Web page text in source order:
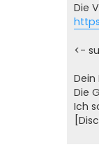
Die
<-
Die
Ich